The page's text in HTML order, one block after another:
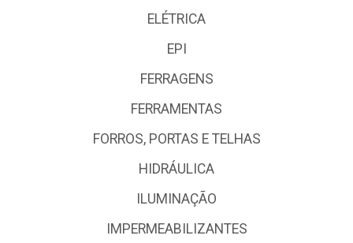
ELÉTRICA
EPI
FERRAGENS
FERRAMENTAS
FORROS, PORTAS E TELHAS
HIDRÁULICA
ILUMINAÇÃO
IMPERMEABILIZANTES